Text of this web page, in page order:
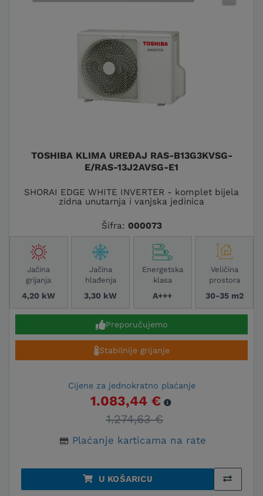
TOSHIBA KLIMA UREĐAJ RAS-B13G3KVSG-
E/RAS-13J2AVSG-E1
SHORAI EDGE WHITE INVERTER - komplet bijela
zidna unutarnja i vanjska jedinica
Šifra: 000073
Jačina
grijanja
4,20 kW
Jačina
hlađenja
3,30 kW
Energetska
klasa
A+++
Veličina
prostora
30-35 m2
Preporučujemo
Stabilnije grijanje
Cijene za jednokratno plaćanje
1.083,44 €
1.274,63 €
Plaćanje karticama na rate
U KOŠARICU